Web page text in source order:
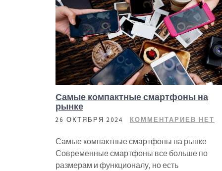
Самые компактные смартфоны на
рынке
26 ОКТЯБРЯ 2024 КОММЕНТАРИЕВ НЕТ
Самые компактные смартфоны на рынке
Современные смартфоны все больше по
размерам и функционалу, но есть